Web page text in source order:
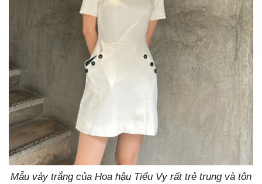
Mẫu váy trắng của Hoa hậu Tiểu Vy rất trẻ trung và tôn